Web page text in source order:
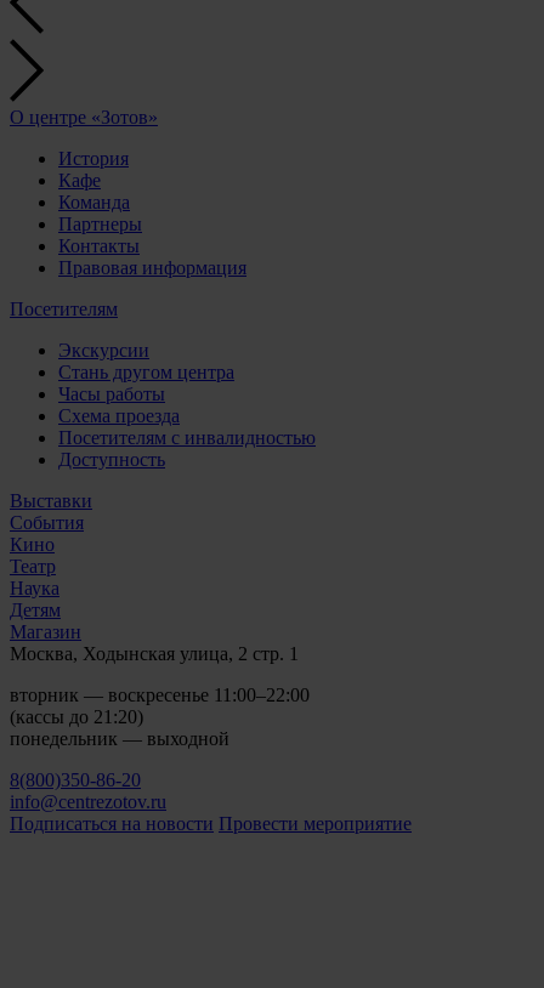
О центре «Зотов»
История
Кафе
Команда
Партнеры
Контакты
Правовая информация
Посетителям
Экскурсии
Стань другом центра
Часы работы
Схема проезда
Посетителям с инвалидностью
Доступность
Выставки
События
Кино
Театр
Наука
Детям
Магазин
Москва, Ходынская улица, 2 стр. 1
вторник — воскресенье 11:00–22:00
(кассы до 21:20)
понедельник — выходной
8(800)350-86-20
info@centrezotov.ru
Подписаться на новости Провести мероприятие